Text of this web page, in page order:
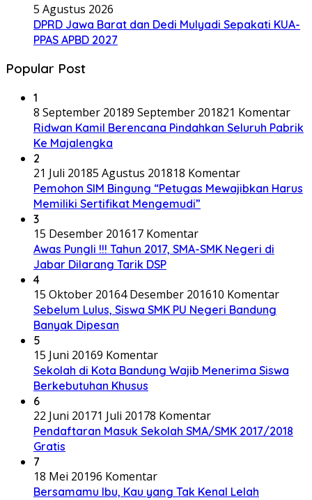
5 Agustus 2026
DPRD Jawa Barat dan Dedi Mulyadi Sepakati KUA-
PPAS APBD 2027
Popular Post
1
8 September 20189 September 201821 Komentar
Ridwan Kamil Berencana Pindahkan Seluruh Pabrik
Ke Majalengka
2
21 Juli 20185 Agustus 201818 Komentar
Pemohon SIM Bingung “Petugas Mewajibkan Harus
Memiliki Sertifikat Mengemudi”
3
15 Desember 201617 Komentar
Awas Pungli !!! Tahun 2017, SMA-SMK Negeri di
Jabar Dilarang Tarik DSP
4
15 Oktober 20164 Desember 201610 Komentar
Sebelum Lulus, Siswa SMK PU Negeri Bandung
Banyak Dipesan
5
15 Juni 20169 Komentar
Sekolah di Kota Bandung Wajib Menerima Siswa
Berkebutuhan Khusus
6
22 Juni 20171 Juli 20178 Komentar
Pendaftaran Masuk Sekolah SMA/SMK 2017/2018
Gratis
7
18 Mei 20196 Komentar
Bersamamu Ibu, Kau yang Tak Kenal Lelah